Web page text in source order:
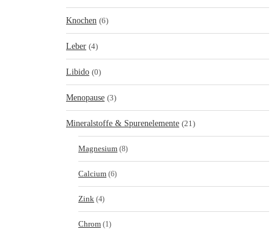
Knochen (6)
Leber (4)
Libido (0)
Menopause (3)
Mineralstoffe & Spurenelemente (21)
Magnesium (8)
Calcium (6)
Zink (4)
Chrom (1)